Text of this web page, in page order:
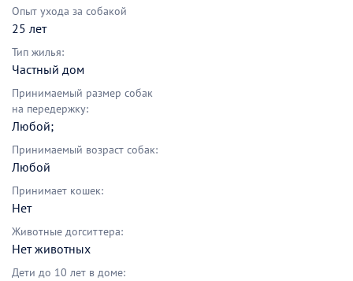
Опыт ухода за собакой
25 лет
Тип жилья:
Частный дом
Принимаемый размер собак
на передержку:
Любой;
Принимаемый возраст собак:
Любой
Принимает кошек:
Нет
Животные догситтера:
Нет животных
Дети до 10 лет в доме: